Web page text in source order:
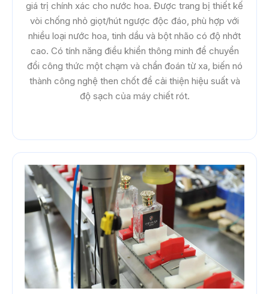
giá trị chính xác cho nước hoa. Được trang bị thiết kế
vòi chống nhỏ giọt/hút ngược độc đáo, phù hợp với
nhiều loại nước hoa, tinh dầu và bột nhão có độ nhớt
cao. Có tính năng điều khiển thông minh để chuyển
đổi công thức một chạm và chẩn đoán từ xa, biến nó
thành công nghệ then chốt để cải thiện hiệu suất và
độ sạch của máy chiết rót.